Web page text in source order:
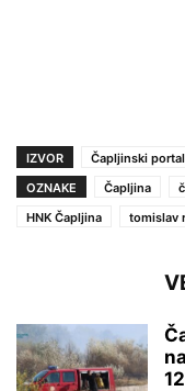
IZVOR
Čapljinski portal
OZNAKE
Čapljina
HNK Čapljina
tomislav